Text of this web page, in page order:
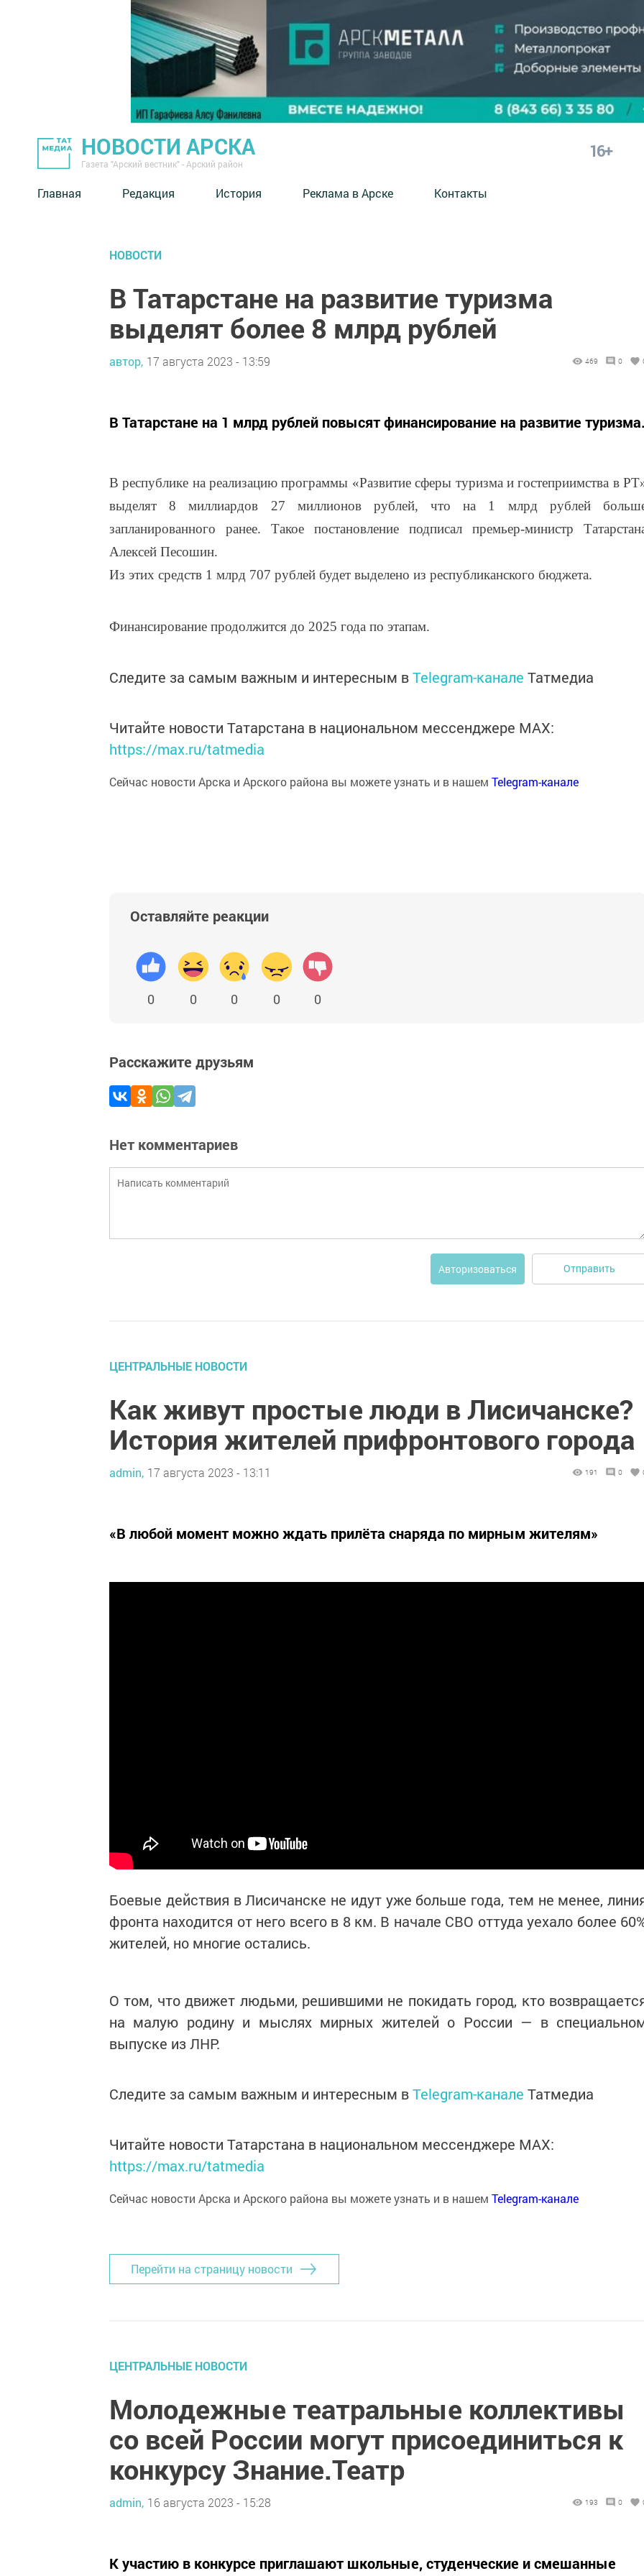
НОВОСТИ АРСКА
Газета "Арский вестник" - Арский район
16+
Главная Редакция История Реклама в Арске Контакты
НОВОСТИ
В Татарстане на развитие туризма
выделят более 8 млрд рублей
автор, 17 августа 2023 - 13:59 469 0
В Татарстане на 1 млрд рублей повысят финансирование на развитие
В республике на реализацию программы «Развитие сферы туризма и гостеприимства в
выделят 8 миллиардов 27 миллионов рублей, что на 1 млрд рублей
запланированного ранее. Такое постановление подписал премьер-министр
Алексей Песошин.
Из этих средств 1 млрд 707 рублей будет выделено из республиканского бюджета.
Финансирование продолжится до 2025 года по этапам.
Следите за самым важным и интересным вTelegram-канале Татмедиа
Читайте новости Татарстана в национальном мессенджере MАХ:
https://max.ru/tatmedia
Сейчас новости Арска и Арского района вы можете узнать и в нашем Telegram-канале
Оставляйте реакции
0 0 0 0 0
Расскажите друзьям
Нет комментариев
Авторизоваться Отправить
ЦЕНТРАЛЬНЫЕ НОВОСТИ
Как живут простые люди в Лисичанске?
История жителей прифронтового города
admin, 17 августа 2023 - 13:11 191 0
«В любой момент можно ждать прилёта снаряда по мирным жителям»
Боевые действия в Лисичанске не идут уже больше года, тем не менее,
фронта находится от него всего в 8 км. В начале СВО оттуда уехало более
жителей, но многие остались.
О том, что движет людьми, решившими не покидать город, кто
на малую родину и мыслях мирных жителей о России — в
выпуске из ЛНР.
Следите за самым важным и интересным вTelegram-канале Татмедиа
Читайте новости Татарстана в национальном мессенджере MАХ:
https://max.ru/tatmedia
Сейчас новости Арска и Арского района вы можете узнать и в нашем Telegram-канале
Перейти на страницу новости
ЦЕНТРАЛЬНЫЕ НОВОСТИ
Молодежные театральные коллективы
со всей России могут присоединиться к
конкурсу Знание.Театр
admin, 16 августа 2023 - 15:28 193 0
К участию в конкурсе приглашают школьные, студенческие и смешанные